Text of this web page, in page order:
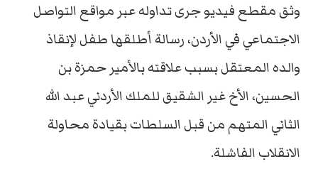
وثق مقطع فيديو جرى تداوله عبر مواقع التواصل
الاجتماعي في الأردن، رسالة أطلقها طفل لإنقاذ
والده المعتقل بسبب علاقته بالأمير حمزة بن
الحسين، الأخ غير الشقيق للملك الأردني عبد الله
الثاني المتهم من قبل السلطات بقيادة محاولة
الانقلاب الفاشلة.